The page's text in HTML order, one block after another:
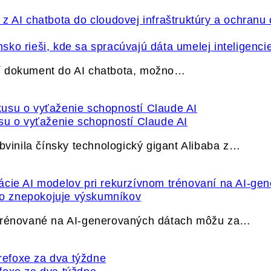
rieši, kde sa spracúvajú dáta umelej
do AI chatbota, možno…
o vyťaženie schopností Claude AI
čínsky technologický gigant Alibaba z…
znepokojuje výskumníkov
na AI-generovaných dátach môžu za…